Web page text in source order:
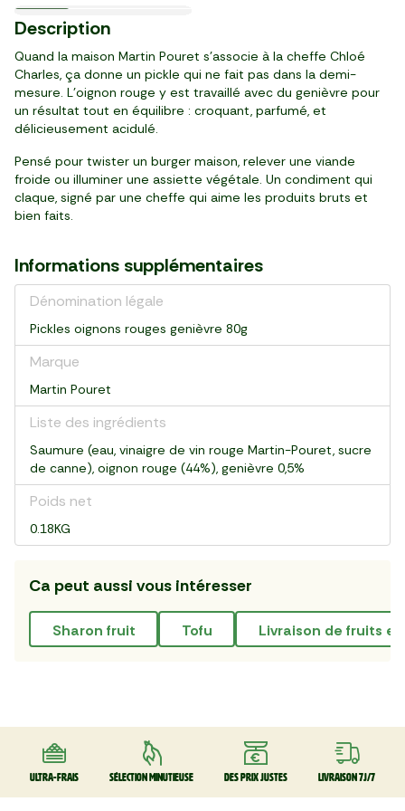
4,99 €
3,99 €
1,99 €
3,49 €
Bordeaux
11, 99€
3,49 €
3,99 €
BIO4,69 €
4,99 €
4,39 €
5,49 €
Création
7,14 €
Description
Quand la maison Martin Pouret s’associe à la cheffe Chloé
Charles, ça donne un pickle qui ne fait pas dans la demi-
mesure. L’oignon rouge y est travaillé avec du genièvre pour
un résultat tout en équilibre : croquant, parfumé, et
délicieusement acidulé.
Pensé pour twister un burger maison, relever une viande
froide ou illuminer une assiette végétale. Un condiment qui
claque, signé par une cheffe qui aime les produits bruts et
bien faits.
Informations supplémentaires
Dénomination légale
Pickles oignons rouges genièvre 80g
Marque
Martin Pouret
Liste des ingrédients
Saumure (eau, vinaigre de vin rouge Martin-Pouret, sucre
de canne), oignon rouge (44%), genièvre 0,5%
Poids net
0.18KG
Ca peut aussi vous intéresser
sharon fruit tofu livraison de fruits
Ultra-frais Sélection minutieuse Des prix justes Livraison 7J/7